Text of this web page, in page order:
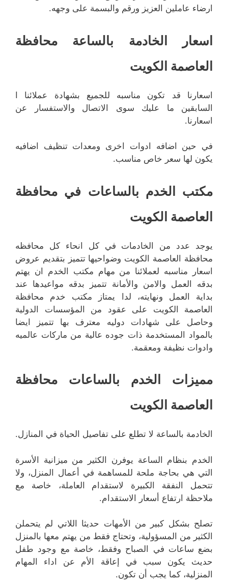
ارضاء عاملين العزيز ورقم والبسمة على وجهه.
اسعار الخادمة بالساعة محافظة
العاصمة الكويت
اسعارنا قد تكون مناسبه للجميع بشهادة عملائنا ا
السابقين ما عليك سوى الاتصال والاستفسار عن
اسعارنا.
في حين اضافه ادوات اخرى ومعدات تنظيف اضافيه
يكون لها سعر خاص مناسب.
مكتب الخدم بالساعات في محافظة
العاصمة الكويت
يوجد عدد من الخادمات في كل انحاء كل محافظه
محافظة العاصمة الكويت وضواحيها تتميز بتقديم عروض
اسعار مناسبه لعملائنا من مهام مكتب الخدم ان يهتم
بدقه العمل والامن والأمانة تتميز بدقه مواعيدها عند
بداية العمل ونهايته، لدا يمتاز مكتب خدم محافظة
العاصمة الكويت على عقود من المؤسسات الدولية
وحاصل على شهادات دوليه معترف بها تتميز ايضا
بالمواد المستخدمة ذات جوده عالية من ماركات عالميه
وادوات نظيفة ومعقمة.
مميزات الخدم بالساعات محافظة
العاصمة الكويت
الخادمة بالساعة لا تطلع على تفاصيل الحياة في المنازل.
الخدم بنظام الساعة يوفرن الكثير من ميزانية الأسرة
التي هي بحاجة ملحة للمساهمة في أعمال المنزل، ولا
تتحمل النفقة الكبيرة لاستقدام العاملة، خاصة مع
ملاحظة ارتفاع أسعار الاستقدام.
تصلح بشكل كبير من الأمهات حديثا اللاتي لم يتحملن
الكثير من المسؤولية، وتحتاج فقط من يهتم معها بالمنزل
بضع ساعات في الصباح وفقط، خاصة مع وجود طفل
حديث يكون سبب في إعاقة الأم عن اداء المهام
المنزلية، كما يجب أن تكون.